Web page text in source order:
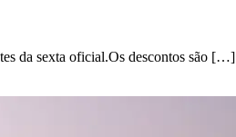
da sexta oficial.Os descontos são […]